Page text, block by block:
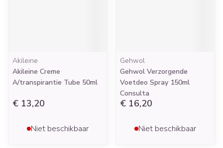
Akileine
Akileine Creme
A/transpirantie Tube 50ml
€ 13,20
Niet beschikbaar
Gehwol
Gehwol Verzorgende
Voetdeo Spray 150ml
Consulta
€ 16,20
Niet beschikbaar